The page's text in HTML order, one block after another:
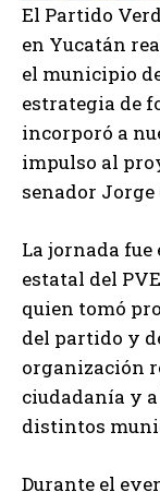
El Partido
en Yucatán
el municipio
estrategia de
incorporó a
impulso al
senador
La jornada
estatal del
quien tomó
del partido y
organización
ciudadanía y
distintos
Durante el